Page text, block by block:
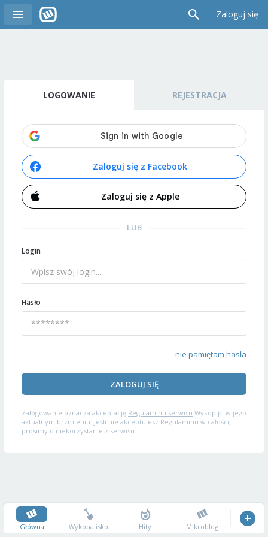
Zaloguj się
LOGOWANIE REJESTRACJA
Zaloguj się z Facebook
Zaloguj się z Apple
LUB
Login
Hasło
nie pamiętam hasła
ZALOGUJ SIĘ
Zalogowanie oznacza akceptację Regulaminu serwisu Wykop.pl w jego
aktualnym brzmieniu. Jeśli nie akceptujesz Regulaminu w całości,
prosimy o niekorzystanie z serwisu.
Główna Wykopalisko Hity Mikroblog